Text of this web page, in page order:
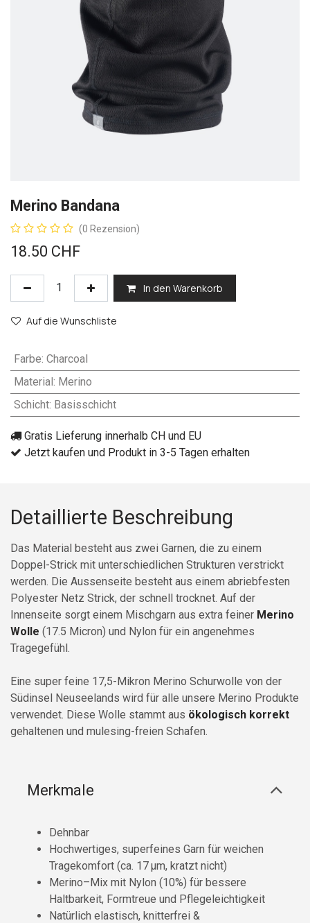
Merino Bandana
(0 Rezension)
18.50 CHF
In den Warenkorb
Auf die Wunschliste
Farbe: Charcoal
Material: Merino
Schicht: Basisschicht
Gratis Lieferung innerhalb CH und EU
Jetzt kaufen und Produkt in 3-5 Tagen erhalten
Detaillierte Beschreibung
Das Material besteht aus zwei Garnen, die zu einem
Doppel-Strick mit unterschiedlichen Strukturen verstrickt
werden. Die Aussenseite besteht aus einem abriebfesten
Polyester Netz Strick, der schnell trocknet. Auf der
Innenseite sorgt einem Mischgarn aus extra feiner Merino
Wolle (17.5 Micron) und Nylon für ein angenehmes
Tragegefühl.
Eine super feine 17,5-Mikron Merino Schurwolle von der
Südinsel Neuseelands wird für alle unsere Merino Produkte
verwendet. Diese Wolle stammt aus ökologisch korrekt
gehaltenen und mulesing-freien Schafen.
Merkmale
Dehnbar
Hochwertiges, superfeines Garn für weichen
Tragekomfort (ca. 17 µm, kratzt nicht)
Merino–Mix mit Nylon (10%) für bessere
Haltbarkeit, Formtreue und Pflegeleichtigkeit
Natürlich elastisch, knitterfrei &